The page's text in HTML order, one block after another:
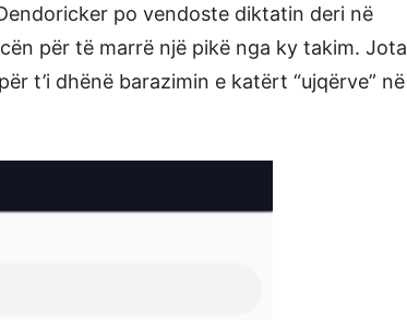
po vendoste diktatin deri në
për të marrë një pikë nga ky takim. Jota
t’i dhënë barazimin e katërt “ujqërve” në